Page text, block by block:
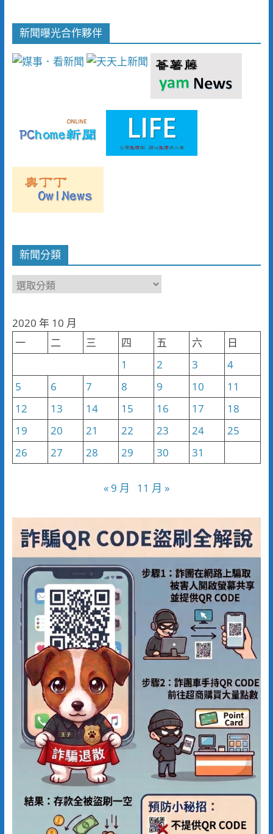
新聞曝光合作夥伴
新聞分類
新
類
2020 年 10 月
一
二 三 四 五 六
日
1
2 3
4
5
6 7 8 9 10
11
12
13 14 15 16 17
18
19
20 21 22 23 24
25
26
27 28 29 30 31
« 9 月 11 月 »